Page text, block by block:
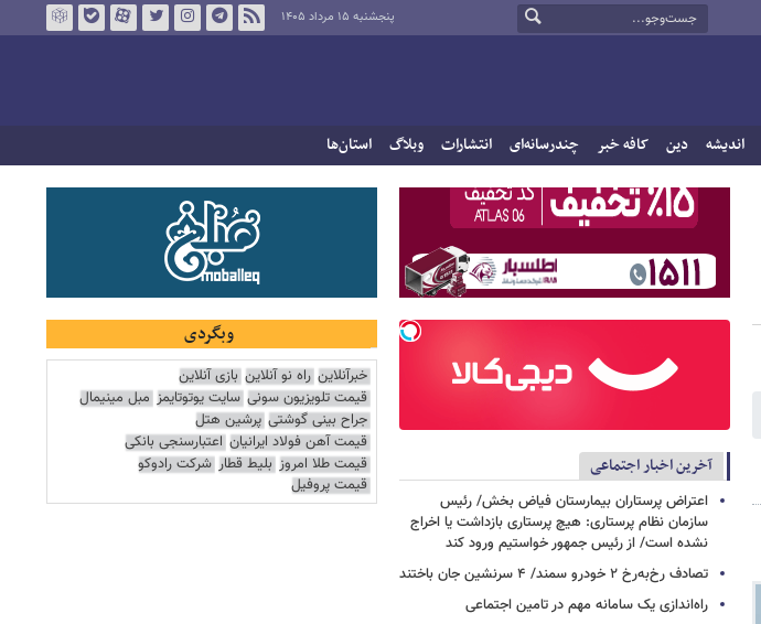
پنجشنبه ۱۵ مرداد ۱۴۰۵
اندیشه دین کافه خبر چندرسانه‌ای انتشارات وبلاگ استان‌ها
آخرین اخبار اجتماعی
اعتراض پرستاران بیمارستان فیاض بخش/ رئیس
سازمان نظام پرستاری: هیچ پرستاری بازداشت یا اخراج
نشده است/ از رئیس جمهور خواستیم ورود کند
تصادف رخ‌به‌رخ ۲ خودرو سمند/ ۴ سرنشین جان باختند
راه‌اندازی یک سامانه مهم در تامین اجتماعی
وبگردی
خبرآنلاین راه نو آنلاین بازی آنلاین
قیمت تلویزیون سونی سایت یوتوتایمز مبل مینیمال
جراح بینی گوشتی پرشین هتل
قیمت آهن فولاد ایرانیان اعتبارسنجی بانکی
قیمت طلا امروز بلیط قطار شرکت رادوکو
قیمت پروفیل